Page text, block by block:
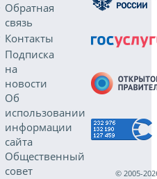
Обратная
связь
Контакты
Подписка
на
новости
Об
использовании
информации
сайта
Общественный
совет
© 2005-